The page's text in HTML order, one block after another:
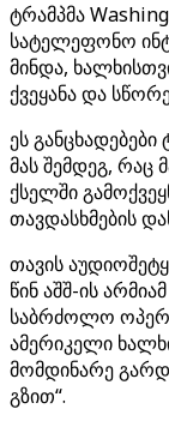
ტრამპმა
სატელეფონო
მინდა,
ქვეყანა და
ეს
მას შემდეგ, რაც
ქსელში
თავდასხმების
თავის
წინ აშშ-ის
საბრძოლო
ამერიკელი
მომდინარე
გზით“.